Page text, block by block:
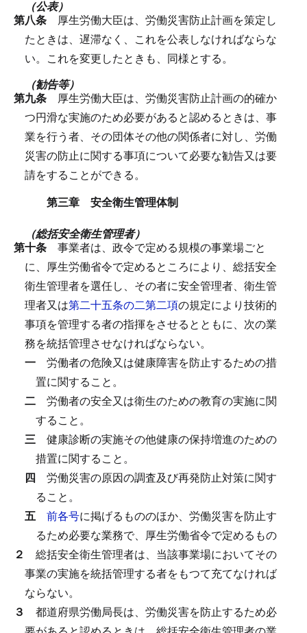
（公表）
第八条 厚生労働大臣は、労働災害防止計画を策定し
たときは、遅滞なく、これを公表しなければならな
い。 これを変更したときも、同様とする。
（勧告等）
第九条 厚生労働大臣は、労働災害防止計画の的確か
つ円滑な実施のため必要があると認めるときは、事
業を行う者、その団体その他の関係者に対し、労働
災害の防止に関する事項について必要な勧告又は要
請をすることができる。
第三章 安全衛生管理体制
（総括安全衛生管理者）
第十条 事業者は、政令で定める規模の事業場ごと
に、厚生労働省令で定めるところにより、総括安全
衛生管理者を選任し、その者に安全管理者、衛生管
理者又は第二十五条の二第二項の規定により技術的
事項を管理する者の指揮をさせるとともに、次の業
務を統括管理させなければならない。
一 労働者の危険又は健康障害を防止するための措
置に関すること。
二 労働者の安全又は衛生のための教育の実施に関
すること。
三 健康診断の実施その他健康の保持増進のための
措置に関すること。
四 労働災害の原因の調査及び再発防止対策に関す
ること。
五 前各号に掲げるもののほか、労働災害を防止す
るため必要な業務で、厚生労働省令で定めるもの
２ 総括安全衛生管理者は、当該事業場においてその
事業の実施を統括管理する者をもつて充てなければ
ならない。
３ 都道府県労働局長は、労働災害を防止するため必